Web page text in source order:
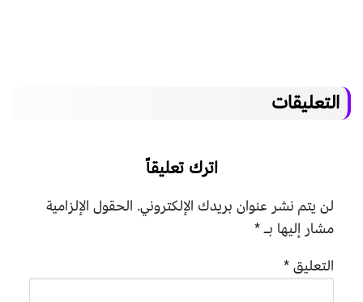
التعليقات
اترك تعليقاً
لن يتم نشر عنوان بريدك الإلكتروني. الحقول الإلزامية
مشار إليها بـ*
التعليق*